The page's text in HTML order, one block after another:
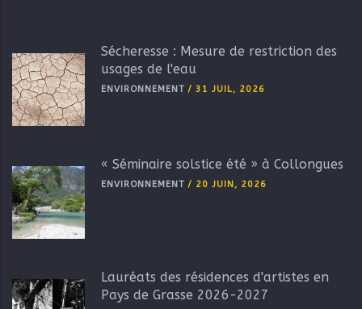
Sécheresse : Mesure de restriction des
usages de l'eau
ENVIRONNEMENT / 31 JUIL, 2026
« Séminaire solstice été » à Collongues
ENVIRONNEMENT / 20 JUIN, 2026
Lauréats des résidences d'artistes en
Pays de Grasse 2026-2027